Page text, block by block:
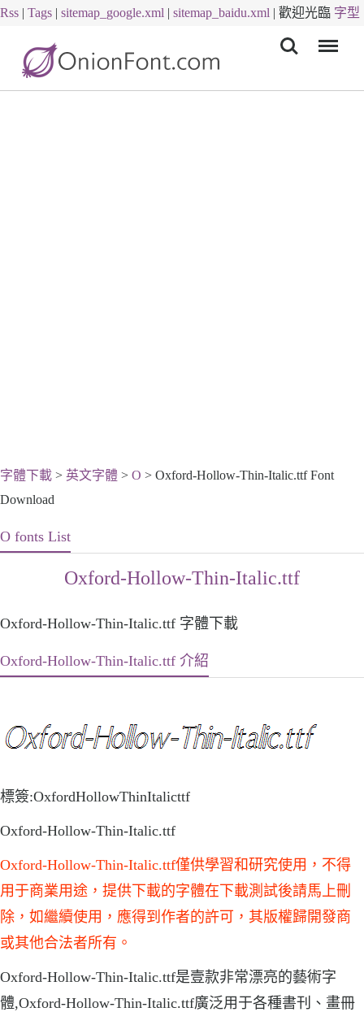
Rss | Tags | sitemap_google.xml | sitemap_baidu.xml | 歡迎光臨 字型
字體下載 > 英文字體 > O > Oxford-Hollow-Thin-Italic.ttf Font
Download
O fonts List
Oxford-Hollow-Thin-Italic.ttf
Oxford-Hollow-Thin-Italic.ttf 字體下載
Oxford-Hollow-Thin-Italic.ttf 介紹
標簽:OxfordHollowThinItalicttf
Oxford-Hollow-Thin-Italic.ttf
Oxford-Hollow-Thin-Italic.ttf僅供學習和研究使用，不得
用于商業用途，提供下載的字體在下載測試後請馬上刪
除，如繼續使用，應得到作者的許可，其版權歸開發商
或其他合法者所有。
Oxford-Hollow-Thin-Italic.ttf是壹款非常漂亮的藝術字
體,Oxford-Hollow-Thin-Italic.ttf廣泛用于各種書刊、畫冊